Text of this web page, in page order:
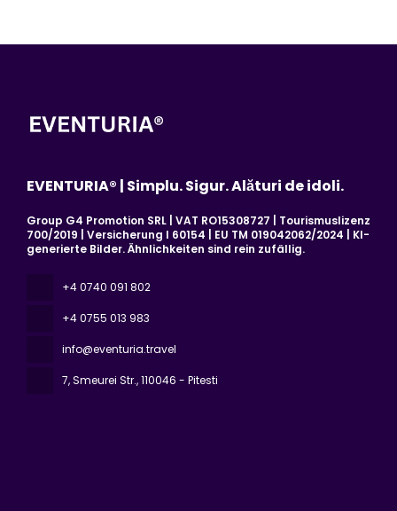
EVENTURIA® | Simplu. Sigur. Alături de idoli.
Group G4 Promotion SRL | VAT RO15308727 | Tourismuslizenz
700/2019 | Versicherung I 60154 | EU TM 019042062/2024 | KI-
generierte Bilder. Ähnlichkeiten sind rein zufällig.
+4 0740 091 802
+4 0755 013 983
info@eventuria.travel
7, Smeurei Str., 110046 - Pitesti